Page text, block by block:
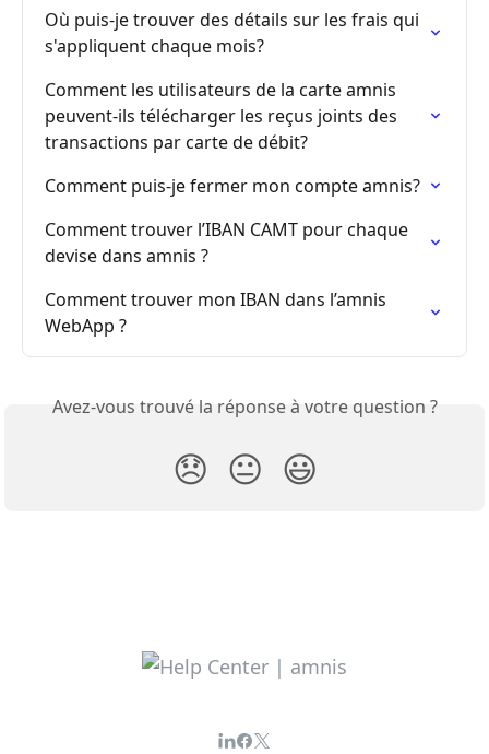
Où puis-je trouver des détails sur les frais qui
s'appliquent chaque mois?
Comment les utilisateurs de la carte amnis
peuvent-ils télécharger les reçus joints des
transactions par carte de débit?
Comment puis-je fermer mon compte amnis?
Comment trouver l’IBAN CAMT pour chaque
devise dans amnis ?
Comment trouver mon IBAN dans l’amnis
WebApp ?
Avez-vous trouvé la réponse à votre question ?
😞 😐 😃